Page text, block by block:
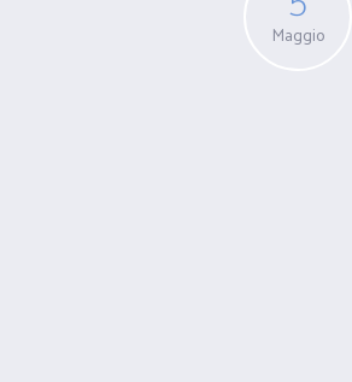
Maggio